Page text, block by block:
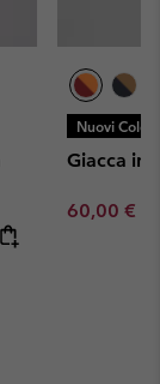
Nuovi Colori
Giacca in
Minimum
60,00 €